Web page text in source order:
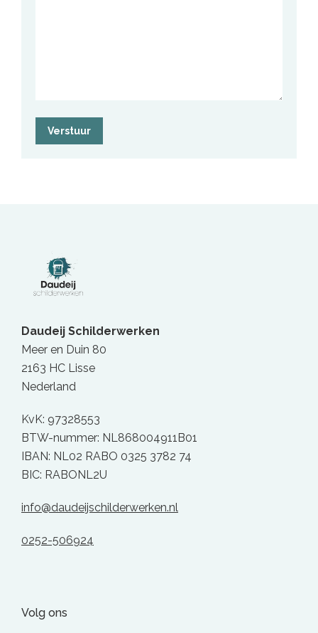
Daudeij Schilderwerken
Meer en Duin 80
2163 HC Lisse
Nederland
KvK: 97328553
BTW-nummer: NL868004911B01
IBAN: NL02 RABO 0325 3782 74
BIC: RABONL2U
info@daudeijschilderwerken.nl
0252-506924
Volg ons